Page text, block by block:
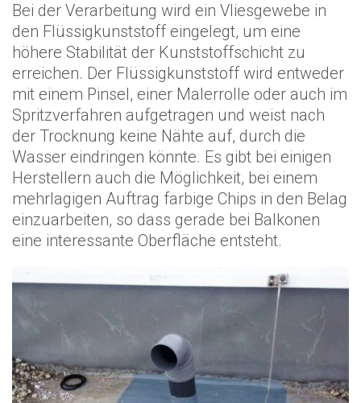
Bei der Verarbeitung wird ein Vliesgewebe in
den Flüssigkunststoff eingelegt, um eine
höhere Stabilität der Kunststoffschicht zu
erreichen. Der Flüssigkunststoff wird entweder
mit einem Pinsel, einer Malerrolle oder auch im
Spritzverfahren aufgetragen und weist nach
der Trocknung keine Nähte auf, durch die
Wasser eindringen könnte. Es gibt bei einigen
Herstellern auch die Möglichkeit, bei einem
mehrlagigen Auftrag farbige Chips in den Belag
einzuarbeiten, so dass gerade bei Balkonen
eine interessante Oberfläche entsteht.